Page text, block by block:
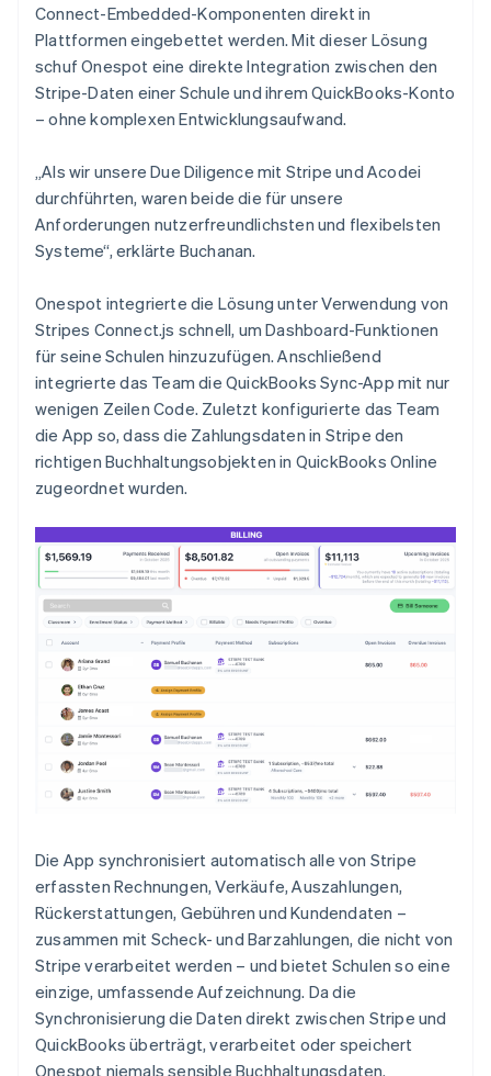
Connect-Embedded-Komponenten direkt in
Plattformen eingebettet werden. Mit dieser Lösung
schuf Onespot eine direkte Integration zwischen den
Stripe-Daten einer Schule und ihrem QuickBooks-Konto
– ohne komplexen Entwicklungsaufwand.
„Als wir unsere Due Diligence mit Stripe und Acodei
durchführten, waren beide die für unsere
Anforderungen nutzerfreundlichsten und flexibelsten
Systeme“, erklärte Buchanan.
Onespot integrierte die Lösung unter Verwendung von
Stripes Connect.js schnell, um Dashboard-Funktionen
für seine Schulen hinzuzufügen. Anschließend
integrierte das Team die QuickBooks Sync-App mit nur
wenigen Zeilen Code. Zuletzt konfigurierte das Team
die App so, dass die Zahlungsdaten in Stripe den
richtigen Buchhaltungsobjekten in QuickBooks Online
zugeordnet wurden.
Die App synchronisiert automatisch alle von Stripe
erfassten Rechnungen, Verkäufe, Auszahlungen,
Rückerstattungen, Gebühren und Kundendaten –
zusammen mit Scheck- und Barzahlungen, die nicht von
Stripe verarbeitet werden – und bietet Schulen so eine
einzige, umfassende Aufzeichnung. Da die
Synchronisierung die Daten direkt zwischen Stripe und
QuickBooks überträgt, verarbeitet oder speichert
Onespot niemals sensible Buchhaltungsdaten.